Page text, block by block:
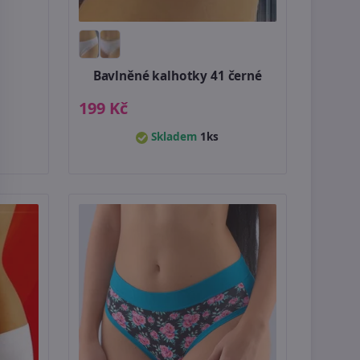
Bavlněné kalhotky 41 černé
199 Kč
Skladem 1ks